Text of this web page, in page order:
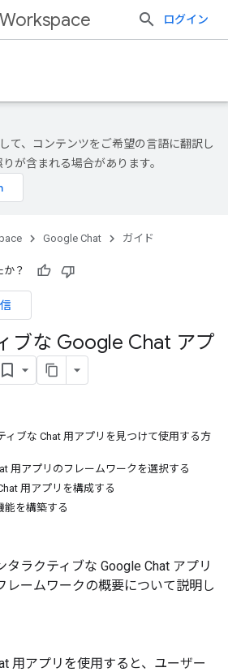
Workspace ログイン
て、コンテンツをご希望の言語に翻訳し
が含まれる場合があります。
Google Chat ガイド
か？
ブな Google Chat アプ
ィブな Chat 用アプリを見つけて使用する方
用アプリのフレームワークを選択する
用アプリを構成する
能を構築する
タラクティブな Google Chat アプリ
レームワークの概要について説明し
用アプリを使用すると、ユーザー